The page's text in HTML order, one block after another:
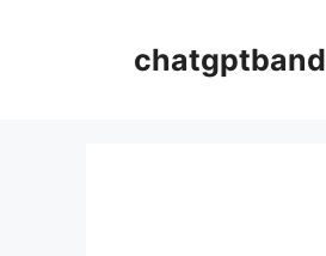
chatgptband